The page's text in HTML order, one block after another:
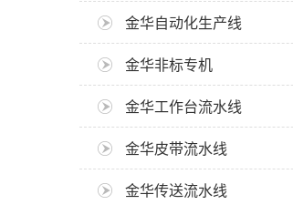
金华自动化生产线
金华非标专机
金华工作台流水线
金华皮带流水线
金华传送流水线